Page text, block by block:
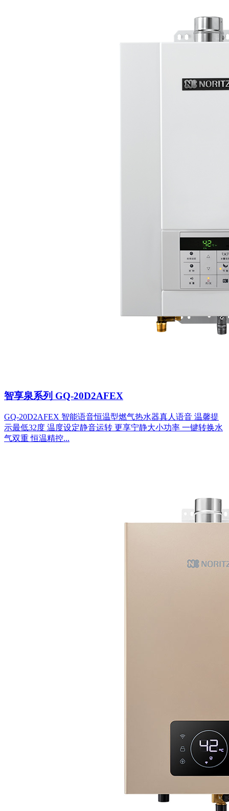
智享泉系列 GQ-20D2AFEX
GQ-20D2AFEX 智能语音恒温型燃气热水器真人语音 温馨提
示最低32度 温度设定静音运转 更享宁静大小功率 一键转换水
气双重 恒温精控...